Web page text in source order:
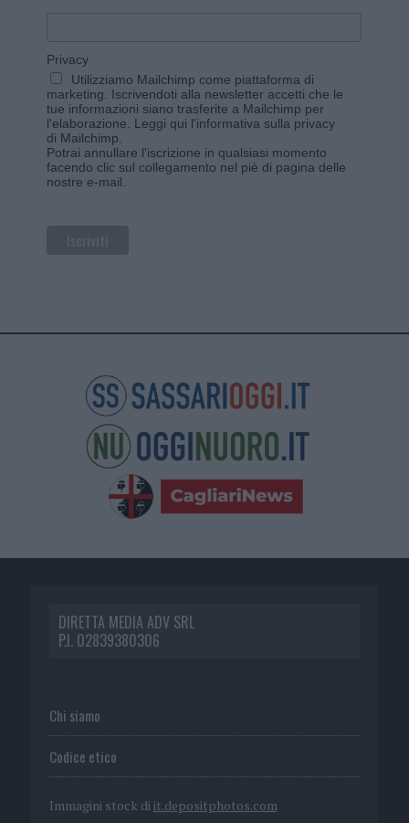
Privacy
Utilizziamo Mailchimp come piattaforma di
marketing. Iscrivendoti alla newsletter accetti che le
tue informazioni siano trasferite a Mailchimp per
l'elaborazione. Leggi qui l'informativa sulla privacy
di Mailchimp
Potrai annullare l'iscrizione in qualsiasi momento
facendo clic sul collegamento nel piè di pagina delle
nostre e-mail.
DIRETTA MEDIA ADV SRL
P.I. 02839380306
Chi siamo
Codice etico
Immagini stock di it.depositphotos.com